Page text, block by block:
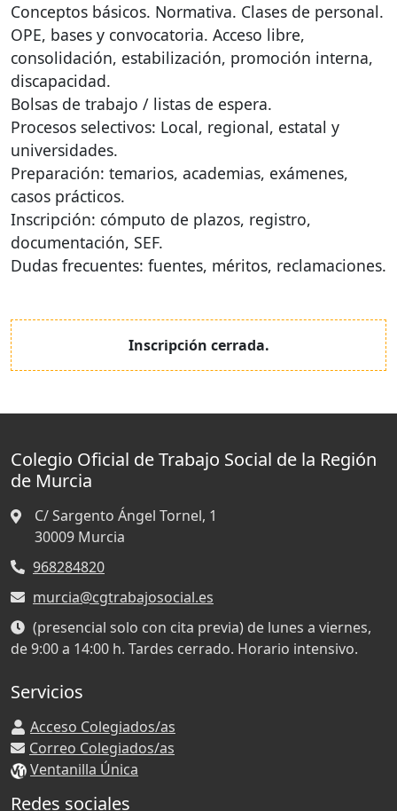
Conceptos básicos. Normativa. Clases de personal.
OPE, bases y convocatoria. Acceso libre,
consolidación, estabilización, promoción interna,
discapacidad.
Bolsas de trabajo / listas de espera.
Procesos selectivos: Local, regional, estatal y
universidades.
Preparación: temarios, academias, exámenes,
casos prácticos.
Inscripción: cómputo de plazos, registro,
documentación, SEF.
Dudas frecuentes: fuentes, méritos, reclamaciones.
Inscripción cerrada.
Colegio Oficial de Trabajo Social de la Región
de Murcia
C/ Sargento Ángel Tornel, 1
30009 Murcia
968284820
murcia@cgtrabajosocial.es
(presencial solo con cita previa) de lunes a viernes,
de 9:00 a 14:00 h. Tardes cerrado. Horario intensivo.
Servicios
Acceso Colegiados/as
Correo Colegiados/as
Ventanilla Única
Redes sociales